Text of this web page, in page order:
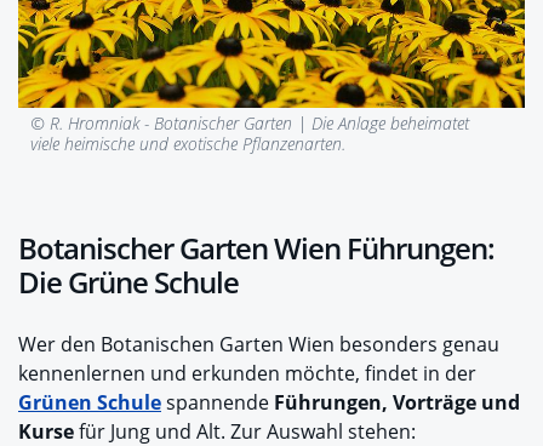
© R. Hromniak - Botanischer Garten | Die Anlage beheimatet
viele heimische und exotische Pflanzenarten.
Botanischer Garten Wien Führungen:
Die Grüne Schule
Wer den Botanischen Garten Wien besonders genau
kennenlernen und erkunden möchte, findet in der
Grünen Schulespannende Führungen, Vorträge und
Kursefür Jung und Alt. Zur Auswahl stehen: